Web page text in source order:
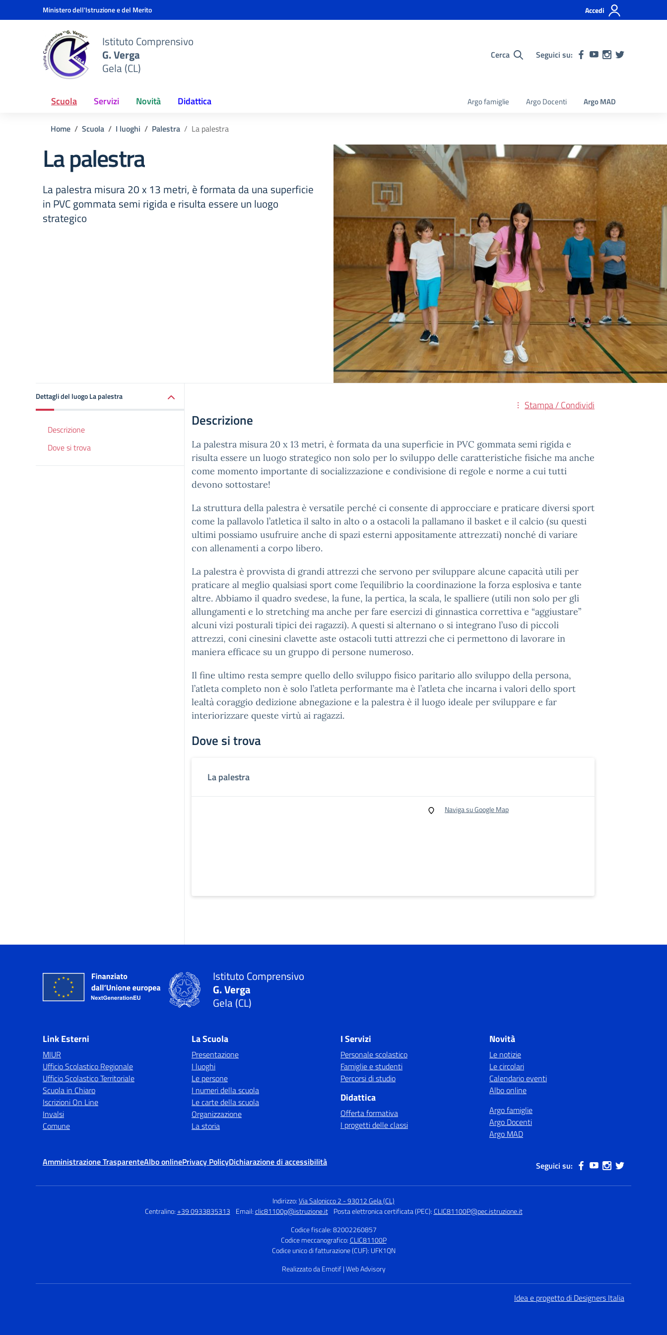
Vai ai contenuti
Vai al menu di navigazioneMinistero dell'Istruzione e del Merito Accedi
Istituto Comprensivo
G. Verga
Gela (CL)
Cerca Seguici su:
Scuola Servizi Novità Didattica Argo famiglie Argo Docenti Argo MAD
Home Scuola I luoghi Palestra La palestra
La palestra
La palestra misura 20 x 13 metri, è formata da una superficie
in PVC gommata semi rigida e risulta essere un luogo
strategico
Dettagli del luogo La palestra
Descrizione
Dove si trova
Stampa / Condividi
Descrizione
La palestra misura 20 x 13 metri, è formata da una superficie in PVC gommata semi rigida e
risulta essere un luogo strategico non solo per lo sviluppo delle caratteristiche fisiche ma anche
come momento importante di socializzazione e condivisione di regole e norme a cui tutti
devono sottostare!
La struttura della palestra è versatile perché ci consente di approcciare e praticare diversi sport
come la pallavolo l’atletica il salto in alto o a ostacoli la pallamano il basket e il calcio (su questi
ultimi possiamo usufruire anche di spazi esterni appositamente attrezzati) nonché di variare
con allenamenti a corpo libero.
La palestra è provvista di grandi attrezzi che servono per sviluppare alcune capacità utili per
praticare al meglio qualsiasi sport come l’equilibrio la coordinazione la forza esplosiva e tante
altre. Abbiamo il quadro svedese, la fune, la pertica, la scala, le spalliere (utili non solo per gli
allungamenti e lo stretching ma anche per fare esercizi di ginnastica correttiva e “aggiustare”
alcuni vizi posturali tipici dei ragazzi). A questi si alternano o si integrano l’uso di piccoli
attrezzi, coni cinesini clavette aste ostacoli tutti attrezzi che ci permettono di lavorare in
maniera efficace su un gruppo di persone numeroso.
Il fine ultimo resta sempre quello dello sviluppo fisico paritario allo sviluppo della persona,
l’atleta completo non è solo l’atleta performante ma è l’atleta che incarna i valori dello sport
lealtà coraggio dedizione abnegazione e la palestra è il luogo ideale per sviluppare e far
interiorizzare queste virtù ai ragazzi.
Dove si trova
La palestra
Naviga su Google Map
Istituto Comprensivo
G. Verga
Gela (CL)
Link Esterni
MIUR
Ufficio Scolastico Regionale
Ufficio Scolastico Territoriale
Scuola in Chiaro
Iscrizioni On Line
Invalsi
Comune
La Scuola
Presentazione
I luoghi
Le persone
I numeri della scuola
Le carte della scuola
Organizzazione
La storia
I Servizi
Personale scolastico
Famiglie e studenti
Percorsi di studio
Didattica
Offerta formativa
I progetti delle classi
Novità
Le notizie
Le circolari
Calendario eventi
Albo online
Argo famiglie
Argo Docenti
Argo MAD
Amministrazione TrasparenteAlbo onlinePrivacy PolicyDichiarazione di accessibilità Seguici su:
Indirizzo:Via Salonicco 2 - 93012 Gela (CL)
Centralino:+39 0933835313 Email:clic81100p@istruzione.it Posta elettronica certificata (PEC):CLIC81100P@pec.istruzione.it
Codice fiscale: 82002260857
Codice meccanografico:CLIC81100P
Codice unico di fatturazione (CUF): UFK1QN
Realizzato da Emotif | Web Advisory
Idea e progetto di Designers Italia